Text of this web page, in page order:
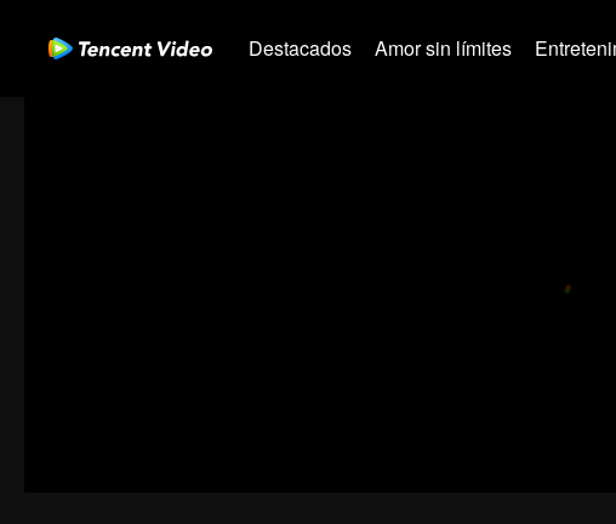
Destacados Amor sin límites